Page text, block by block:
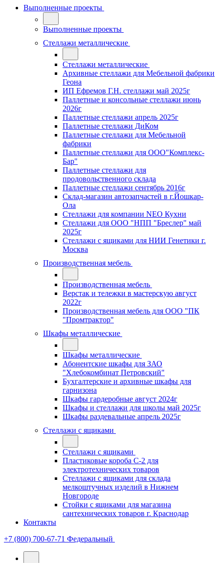
Выполненные проекты
Выполненные проекты
Стеллажи металлические
Стеллажи металлические
Архивные стеллажи для Мебельной фабрики
Геона
ИП Ефремов Г.Н. стеллажи май 2025г
Паллетные и консольные стеллажи июнь
2026г
Паллетные стеллажи апрель 2025г
Паллетные стеллажи ДиКом
Паллетные стеллажи для Мебельной
фабрики
Паллетные стеллажи для ООО"Комплекс-
Бар"
Паллетные стеллажи для
продовольственного склада
Паллетные стеллажи сентябрь 2016г
Склад-магазин автозапчастей в г.Йошкар-
Ола
Стеллажи для компании NEO Кухни
Стеллажи для ООО "НПП "Бреслер" май
2025г
Стеллажи с ящиками для НИИ Генетики г.
Москва
Производственная мебель
Производственная мебель
Верстак и тележки в мастерскую август
2022г
Производственная мебель для ООО "ПК
"Промтрактор"
Шкафы металлические
Шкафы металлические
Абонентские шкафы для ЗАО
"Хлебокомбинат Петровский"
Бухгалтерские и архивные шкафы для
гарнизона
Шкафы гардеробные август 2024г
Шкафы и стеллажи для школы май 2025г
Шкафы раздевальные апрель 2025г
Стеллажи с ящиками
Стеллажи с ящиками
Пластиковые короба С-2 для
электротехнических товаров
Стеллажи с ящиками для склада
мелкоштучных изделий в Нижнем
Новгороде
Стойки с ящиками для магазина
сантехнических товаров г. Краснодар
Контакты
+7 (800) 700-67-71 Федеральный